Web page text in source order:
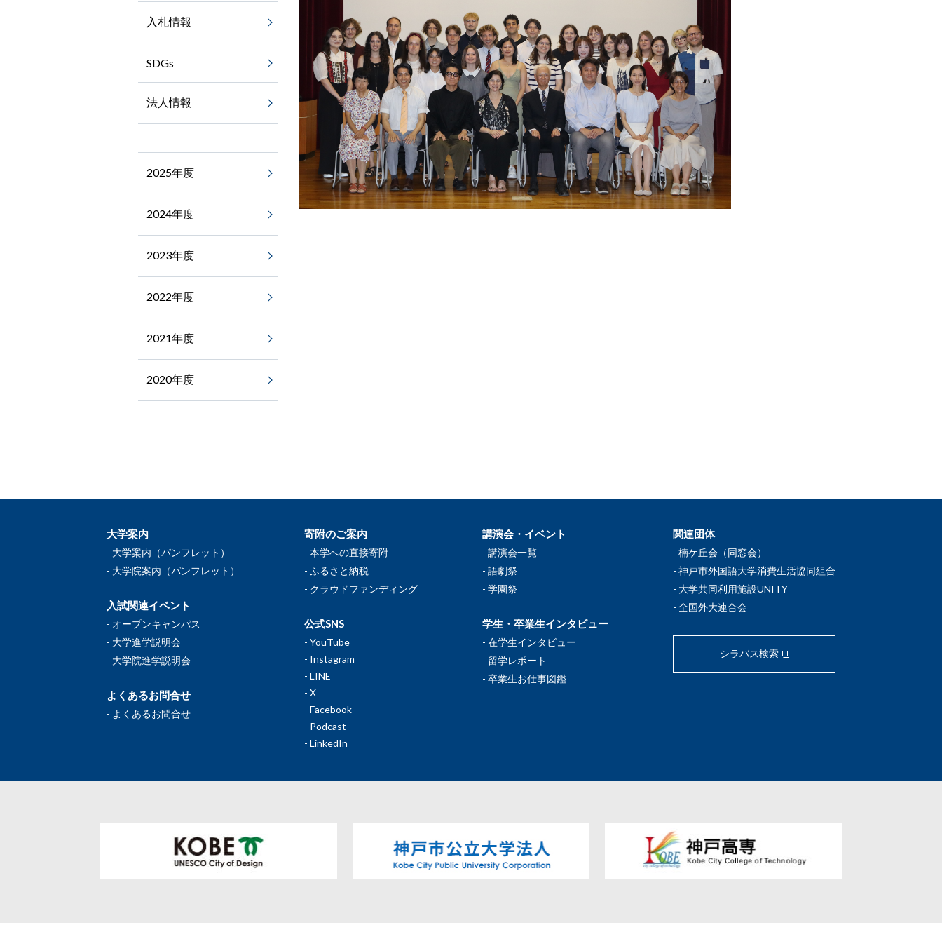
入札情報
SDGs
法人情報
2025年度
2024年度
2023年度
2022年度
2021年度
2020年度
大学案内
大学案内（パンフレット）
大学院案内（パンフレット）
入試関連イベント
オープンキャンパス
大学進学説明会
大学院進学説明会
よくあるお問合せ
よくあるお問合せ
寄附のご案内
本学への直接寄附
ふるさと納税
クラウドファンディング
公式SNS
YouTube
Instagram
LINE
X
Facebook
Podcast
LinkedIn
講演会・イベント
講演会一覧
語劇祭
学園祭
学生・卒業生インタビュー
在学生インタビュー
留学レポート
卒業生お仕事図鑑
関連団体
楠ケ丘会（同窓会）
神戸市外国語大学消費生活協同組合
大学共同利用施設UNITY
全国外大連合会
シラバス検索